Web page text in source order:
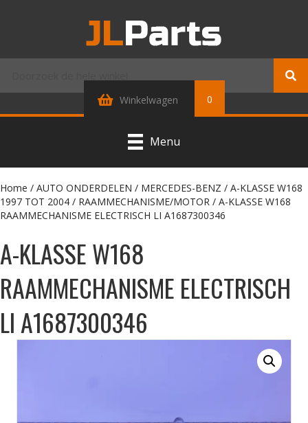
Winkelwagen 0
Menu
Home / AUTO ONDERDELEN / MERCEDES-BENZ / A-KLASSE W168
1997 TOT 2004 / RAAMMECHANISME/MOTOR / A-KLASSE W168
RAAMMECHANISME ELECTRISCH LI A1687300346
A-KLASSE W168
RAAMMECHANISME ELECTRISCH
LI A1687300346